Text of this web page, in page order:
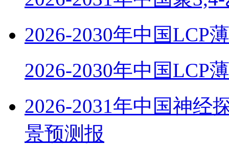
2026-2030年中国LCP
2026-2030年中国LCP
2026-2031年中国神经
景预测报